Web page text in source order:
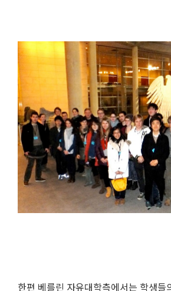
한편 베를린 자유대학측에서는 학생들